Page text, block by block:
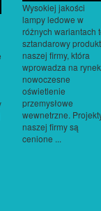
Wysokiej jakości
lampy ledowe w
różnych wariantach
sztandarowy produkt
naszej firmy, która
wprowadza na rynek
nowoczesne
oświetlenie
przemysłowe
wewnetrzne.
naszej firmy są
cenione ...